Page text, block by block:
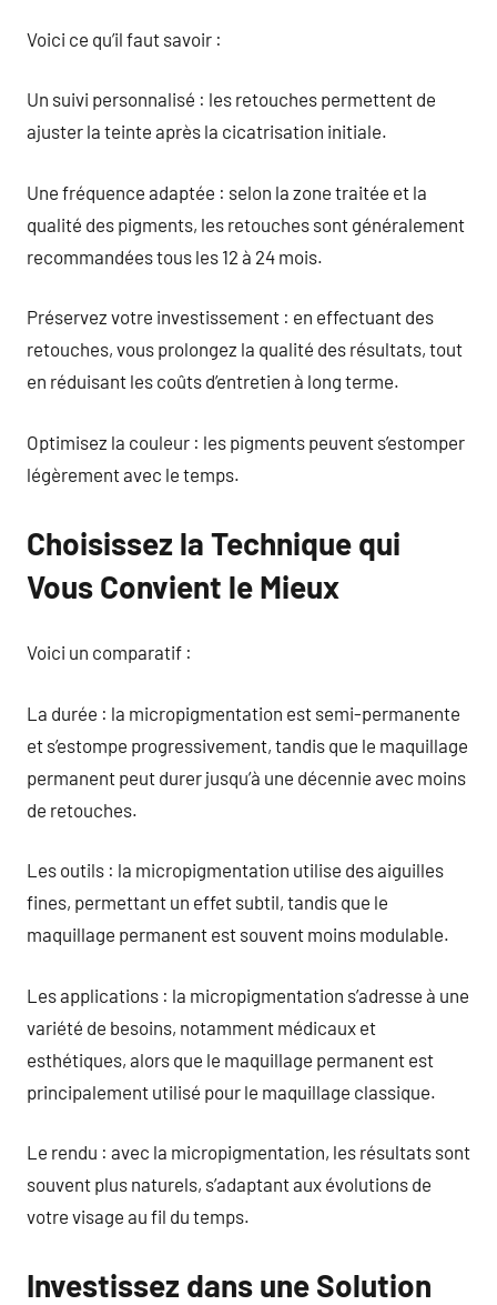
Voici ce qu’il faut savoir :
Un suivi personnalisé : les retouches permettent de
ajuster la teinte après la cicatrisation initiale.
Une fréquence adaptée : selon la zone traitée et la
qualité des pigments, les retouches sont généralement
recommandées tous les 12 à 24 mois.
Préservez votre investissement : en effectuant des
retouches, vous prolongez la qualité des résultats, tout
en réduisant les coûts d’entretien à long terme.
Optimisez la couleur : les pigments peuvent s’estomper
légèrement avec le temps.
Choisissez la Technique qui
Vous Convient le Mieux
Voici un comparatif :
La durée : la micropigmentation est semi-permanente
et s’estompe progressivement, tandis que le maquillage
permanent peut durer jusqu’à une décennie avec moins
de retouches.
Les outils : la micropigmentation utilise des aiguilles
fines, permettant un effet subtil, tandis que le
maquillage permanent est souvent moins modulable.
Les applications : la micropigmentation s’adresse à une
variété de besoins, notamment médicaux et
esthétiques, alors que le maquillage permanent est
principalement utilisé pour le maquillage classique.
Le rendu : avec la micropigmentation, les résultats sont
souvent plus naturels, s’adaptant aux évolutions de
votre visage au fil du temps.
Investissez dans une Solution